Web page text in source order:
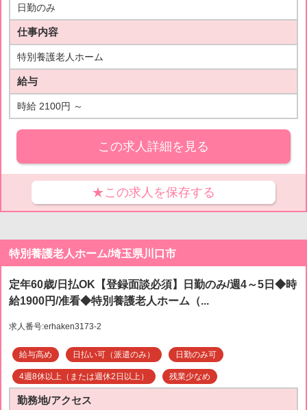
日勤のみ
仕事内容
特別養護老人ホーム
給与
時給 2100円 ～
この求人詳細を見る
★この求人を保存する
特別養護老人ホーム/埼玉県川口市
定年60歳/日払OK【登録面談必須】日勤のみ/週4～5日◆時
給1900円/准看◆特別養護老人ホーム（...
求人番号:erhaken3173-2
給与高め 日払い可（派遣のみ） 日勤のみ可
4週8休以上（または週休2日以上） 残業少なめ
勤務地/アクセス